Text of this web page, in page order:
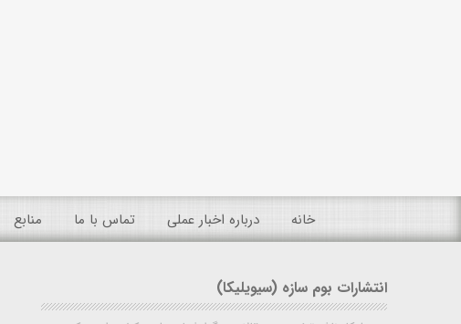
خانه درباره اخبار عملی تماس با ما منابع
انتشارات بوم سازه (سیویلیکا)